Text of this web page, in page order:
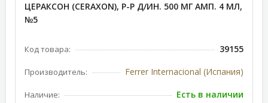
ЦЕРАКСОН (CERAXON), Р-Р Д/ИН. 500 МГ АМП. 4 МЛ,
№5
Код товара: 39155
Производитель: Ferrer Internacional (Испания)
Наличие: Есть в наличии